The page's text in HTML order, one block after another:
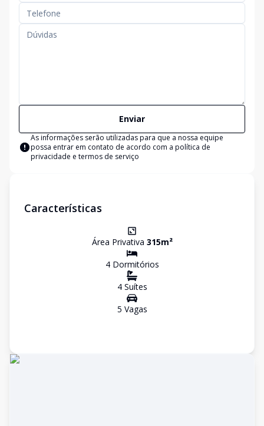
Enviar
As informações serão utilizadas para que a nossa equipe
possa entrar em contato de acordo com a política de
privacidade e termos de serviço
Características
Área Privativa 315m²
4Dormitórios
4Suítes
5 Vagas